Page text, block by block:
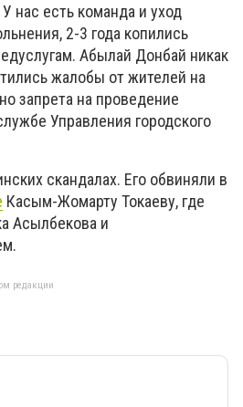
нас есть команда и уход
2-3 года копились
Абылай Донбай никак
жалобы от жителей на
запрета на проведение
Управления городского
скандалах. Его обвиняли в
Касым-Жомарту Токаеву, где
Асылбекова и
редакции